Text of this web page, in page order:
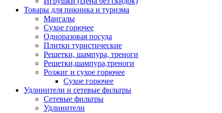
Товары для пикника и туризма
Мангалы
Сухое горючее
Одноразовая посуда
Плитки туристические
Решетки, шампура, треноги
Решетки,шампура,треноги
Розжиг и сухое горючее
Сухое горючее
Удлинители и сетевые фильтры
Сетевые фильтры
Удлинители